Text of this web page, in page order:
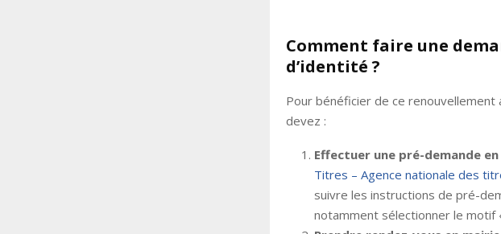
Comment faire une
d’identité ?
Pour bénéficier de ce
devez :
Effectuer une pré-demande en
Titres – Agence nationale des
suivre les instructions de pré-
notamment sélectionner le motif